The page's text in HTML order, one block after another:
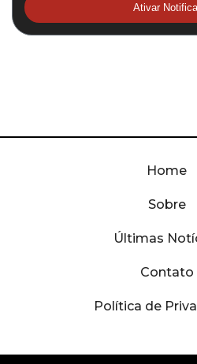
Ativar
Home
Sobre
Últimas
Contato
Política de